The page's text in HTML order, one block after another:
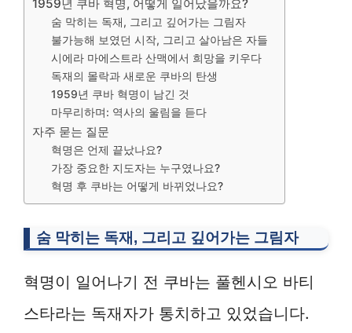
1959년 쿠바 혁명, 어떻게 일어났을까요?
숨 막히는 독재, 그리고 깊어가는 그림자
불가능해 보였던 시작, 그리고 살아남은 자들
시에라 마에스트라 산맥에서 희망을 키우다
독재의 몰락과 새로운 쿠바의 탄생
1959년 쿠바 혁명이 남긴 것
마무리하며: 역사의 울림을 듣다
자주 묻는 질문
혁명은 언제 끝났나요?
가장 중요한 지도자는 누구였나요?
혁명 후 쿠바는 어떻게 바뀌었나요?
숨 막히는 독재, 그리고 깊어가는 그림자
혁명이 일어나기 전 쿠바는 풀헨시오 바티
스타라는 독재자가 통치하고 있었습니다.